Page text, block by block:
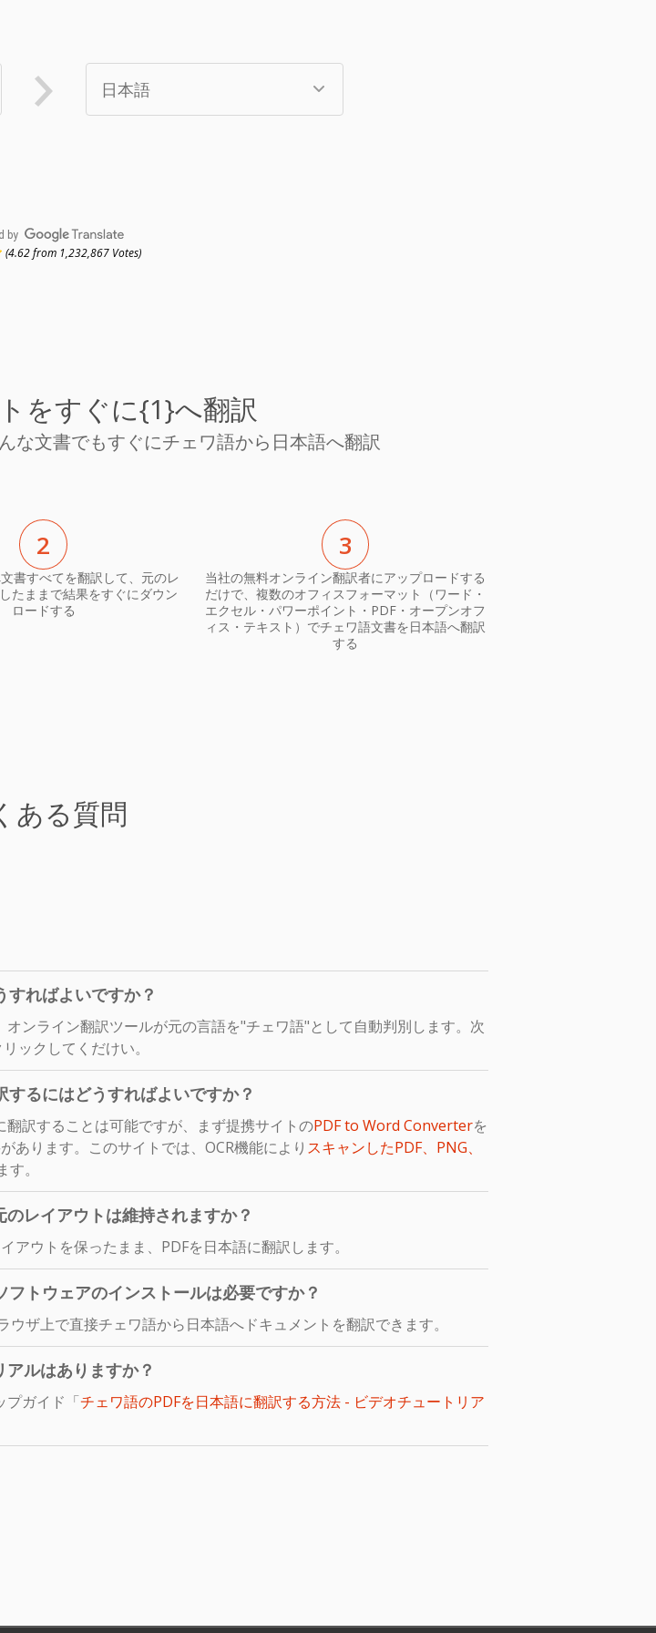
by
(4.62 from 1,232,867 Votes)
をすぐに{1}へ翻訳
な文書でもすぐにチェワ語から日本語へ翻訳
2
書すべてを翻訳して、元のレ
たままで結果をすぐにダウン
ロードする
3
当社の無料オンライン翻訳者にアップロードする
だけで、複数のオフィスフォーマット（ワード・
エクセル・パワーポイント・PDF・オープンオフ
ィス・テキスト）でチェワ語文書を日本語へ翻訳
する
ある質問
すればよいですか？
ンライン翻訳ツールが元の言語を"チェワ語"として自動判別します。次
ックしてくだけい。
るにはどうすればよいですか？
訳することは可能ですが、まず提携サイトのPDF to Word Converterを
ります。このサイトでは、OCR機能により スキャンしたPDF、PNG、
。
レイアウトは維持されますか？
アウトを保ったまま、PDFを日本語に翻訳します。
トウェアのインストールは必要ですか？
ザ上で直接チェワ語から日本語へドキュメントを翻訳できます。
ルはありますか？
プガイド「チェワ語のPDFを日本語に翻訳する方法 - ビデオチュートリア